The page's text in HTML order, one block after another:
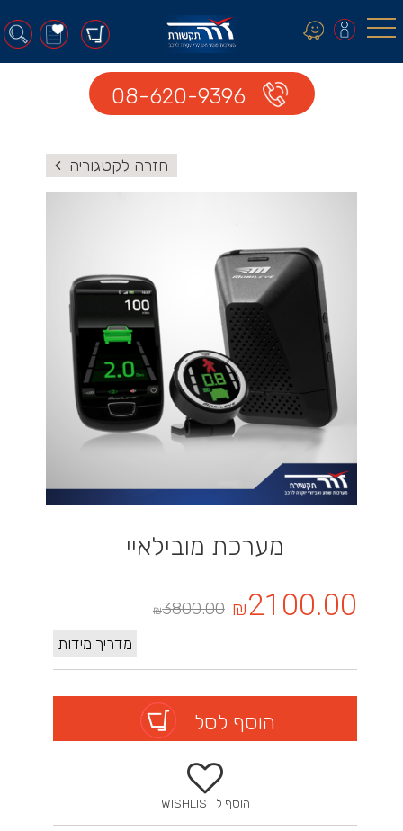
0
08-620-9396
חזרה לקטגוריה
מערכת מובילאיי
₪2100.00
₪3800.00
מדריך מידות
הוסף לסל
הוסף ל WISHLIST